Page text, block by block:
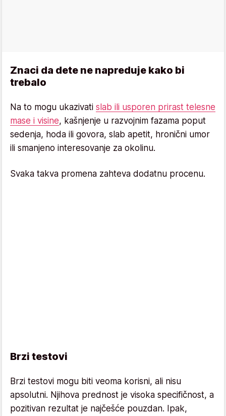
Znaci da dete ne napreduje kako bi
trebalo
Na to mogu ukazivati slab ili usporen prirast telesne
mase i visine, kašnjenje u razvojnim fazama poput
sedenja, hoda ili govora, slab apetit, hronični umor
ili smanjeno interesovanje za okolinu.
Svaka takva promena zahteva dodatnu procenu.
Brzi testovi
Brzi testovi mogu biti veoma korisni, ali nisu
apsolutni. Njihova prednost je visoka specifičnost, a
pozitivan rezultat je najčešće pouzdan. Ipak,